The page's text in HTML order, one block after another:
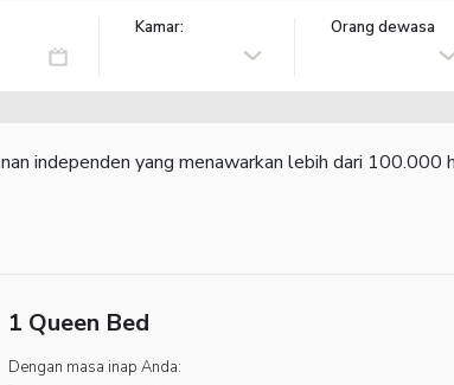
Kamar: Orang dewasa
independen yang menawarkan lebih dari 100.000
1 Queen Bed
Dengan masa inap Anda: